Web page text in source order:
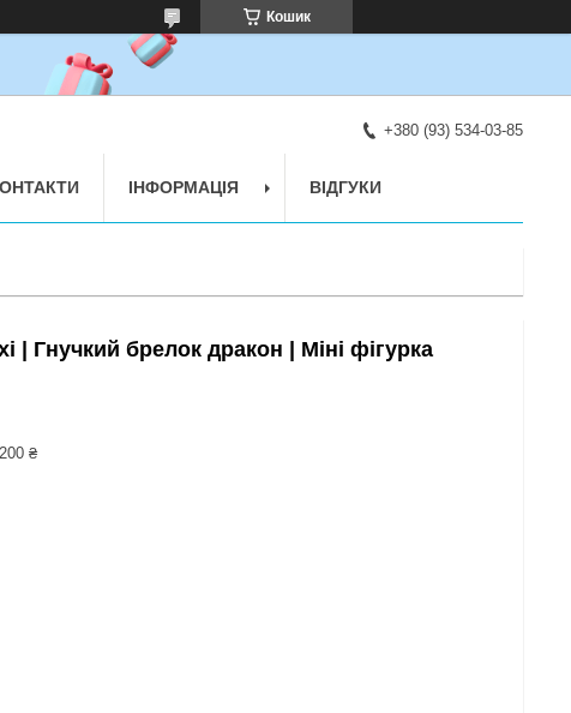
Кошик
+380 (93) 534-03-85
ІНФОРМАЦІЯ ВІДГУКИ
| Гнучкий брелок дракон | Міні фігурка
₴